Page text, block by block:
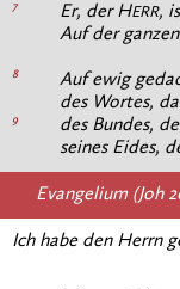
7 Er, der HERR,
Auf der
8
Auf ewig
des Wortes,
9
des Bundes,
seines Eides,
Evangelium (Joh
Ich habe den Herrn